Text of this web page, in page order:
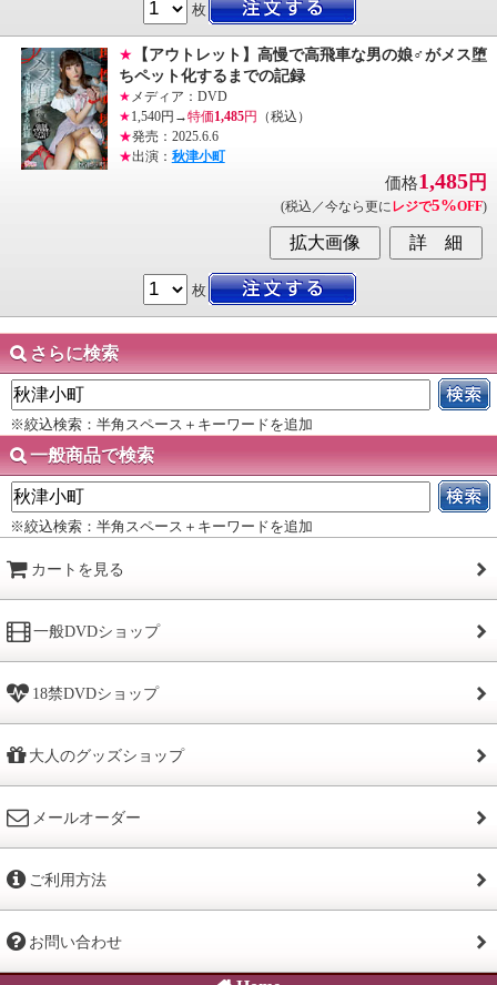
枚
★ 【アウトレット】高慢で高飛車な男の娘♂がメス堕
ちペット化するまでの記録
★ メディア：DVD
★1,540円→特価1,485円
（税込）
★発売：2025.6.6
★出演： 秋津小町
価格1,485円
(税込／今なら更に レジで5%OFF)
枚
さらに検索
※絞込検索：半角スペース＋キーワードを追加
一般商品で検索
※絞込検索：半角スペース＋キーワードを追加
カートを見る
一般DVDショップ
18禁DVDショップ
大人のグッズショップ
メールオーダー
ご利用方法
お問い合わせ